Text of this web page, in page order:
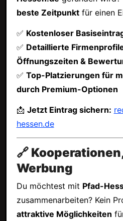
beste Zeitpunktfür einen
✅ Kostenloser
✅ Detaillierte
Öffnungszeiten &
✅ Top-Platzierungen für
durch Premium-Optionen
📩 Jetzt Eintrag sichern:
hessen.de
🔗
Werbung
Du möchtest mit Pfad-
zusammenarbeiten? Kein
attraktive Möglichkeiten